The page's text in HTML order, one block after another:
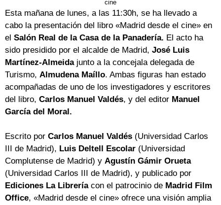
cine
Esta mañana de lunes, a las 11:30h, se ha llevado a
cabo la presentación del libro «Madrid desde el cine» en
el Salón Real de la Casa de la Panadería. El acto ha
sido presidido por el alcalde de Madrid, José Luis
Martínez-Almeida junto a la concejala delegada de
Turismo, Almudena Maíllo. Ambas figuras han estado
acompañadas de uno de los investigadores y escritores
del libro, Carlos Manuel Valdés, y del editor Manuel
García del Moral.
Escrito por Carlos Manuel Valdés (Universidad Carlos
III de Madrid), Luis Deltell Escolar (Universidad
Complutense de Madrid) y Agustín Gámir Orueta
(Universidad Carlos III de Madrid), y publicado por
Ediciones La Libreríacon el patrocinio de Madrid Film
Office, «Madrid desde el cine» ofrece una visión amplia